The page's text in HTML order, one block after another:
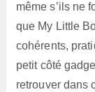
même s’ils ne
que My Little
cohérents,
petit côté
retrouver dans